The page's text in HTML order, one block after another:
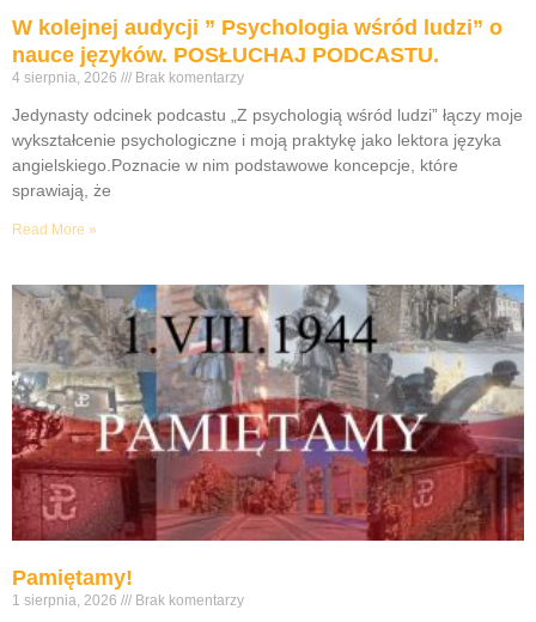
W kolejnej audycji ” Psychologia wśród ludzi” o
nauce języków. POSŁUCHAJ PODCASTU.
4 sierpnia, 2026 Brak komentarzy
Jedynasty odcinek podcastu „Z psychologią wśród ludzi” łączy moje
wykształcenie psychologiczne i moją praktykę jako lektora języka
angielskiego.Poznacie w nim podstawowe koncepcje, które
sprawiają, że
Read More »
Pamiętamy!
1 sierpnia, 2026 Brak komentarzy